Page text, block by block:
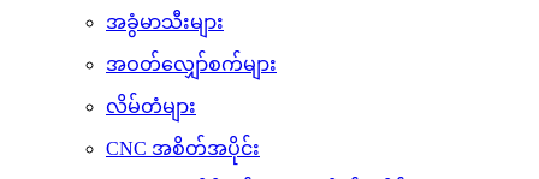
အခွံမာသီးများ
အဝတ်လျှော်စက်များ
လိမ်တံများ
CNC အစိတ်အပိုင်း